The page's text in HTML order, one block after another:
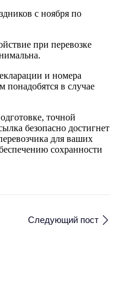
с ноября по
при перевозке
и номера
понадобятся в случае
точной
безопасно достигнет
для ваших
сохранности
Следующий пост